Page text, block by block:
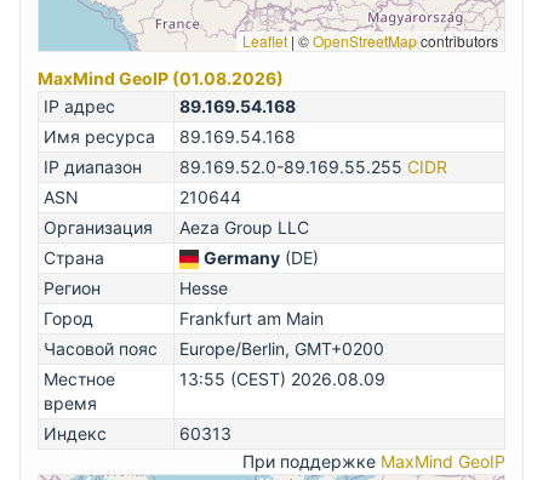
Leaflet | ©OpenStreetMapcontributors
MaxMind GeoIP (01.08.2026)
IP адрес
89.169.54.168
Имя ресурса
89.169.54.168
IP диапазон
89.169.52.0-89.169.55.255 CIDR
ASN
210644
Организация
Aeza Group LLC
Страна
Germany (DE)
Регион
Hesse
Город
Frankfurt am Main
Часовой пояс
Europe/Berlin, GMT+0200
Местное
время
13:55 (CEST) 2026.08.09
Индекс
60313
При поддержке MaxMind GeoIP